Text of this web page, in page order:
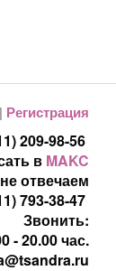
| Регистрация
209-98-56
в MAKC
отвечаем
793-38-47
Звонить:
- 20.00 час.